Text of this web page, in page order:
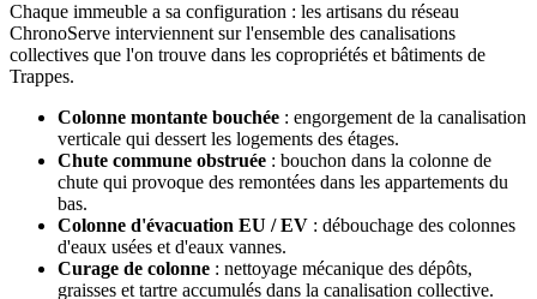
Chaque immeuble a sa configuration : les artisans du réseau
ChronoServe interviennent sur l'ensemble des canalisations
collectives que l'on trouve dans les copropriétés et bâtiments de
Trappes.
Colonne montante bouchée : engorgement de la canalisation
verticale qui dessert les logements des étages.
Chute commune obstruée : bouchon dans la colonne de
chute qui provoque des remontées dans les appartements du
bas.
Colonne d'évacuation EU / EV : débouchage des colonnes
d'eaux usées et d'eaux vannes.
Curage de colonne : nettoyage mécanique des dépôts,
graisses et tartre accumulés dans la canalisation collective.